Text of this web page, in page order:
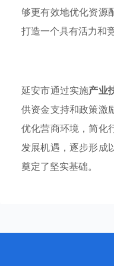
够更有效地优化资源
打造一个具有活力和
延安市通过实施产业
供资金支持和政策激
优化营商环境，简化
发展机遇，逐步形成
奠定了坚实基础。